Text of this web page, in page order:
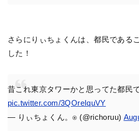
さらにりぃちょくんは、都民である
した！
昔これ東京タワーかと思ってた都民で
pic.twitter.com/3QOreIquVY
— りぃちょくん。⍟ (@richoruu)